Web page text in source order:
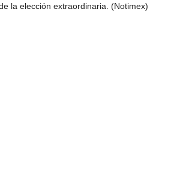
la elección extraordinaria. (Notimex)